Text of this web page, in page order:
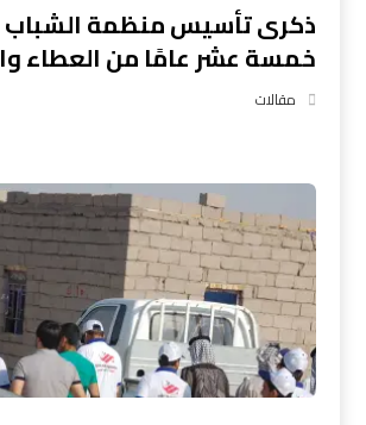
ذكرى تأسيس منظمة الشباب
خمسة عشر عامًا من العطاء
مقالات